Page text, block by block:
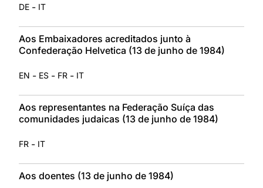
DE - IT
Aos Embaixadores acreditados junto à
Confederação Helvetica (13 de junho de 1984)
EN - ES - FR - IT
Aos representantes na Federação Suíça das
comunidades judaicas (13 de junho de 1984)
FR - IT
Aos doentes (13 de junho de 1984)